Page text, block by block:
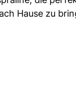
Hause zu